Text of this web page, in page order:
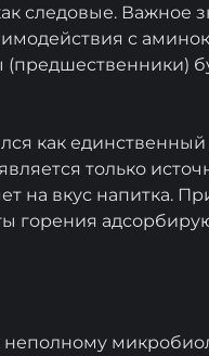
следовые. Важное
с
(предшественники)
как
только
на вкус напитка.
горения
неполному